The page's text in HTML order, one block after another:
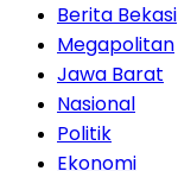
Berita Bekasi
Megapolitan
Jawa Barat
Nasional
Politik
Ekonomi